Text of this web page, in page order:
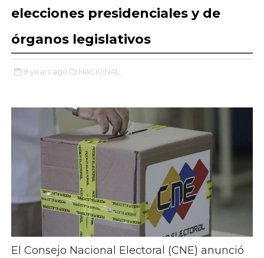
elecciones presidenciales y de
órganos legislativos
8 years ago NACIONAL,
El Consejo Nacional Electoral (CNE) anunció